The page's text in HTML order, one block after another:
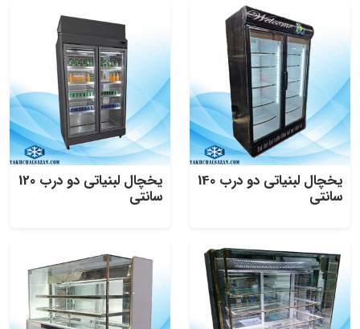
یخچال لبنیاتی دو درب 140
سانتی
یخچال لبنیاتی دو درب 120
سانتی